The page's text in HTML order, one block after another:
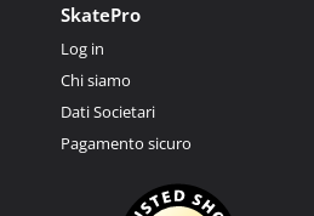
SkatePro
Log in
Chi siamo
Dati Societari
Pagamento sicuro